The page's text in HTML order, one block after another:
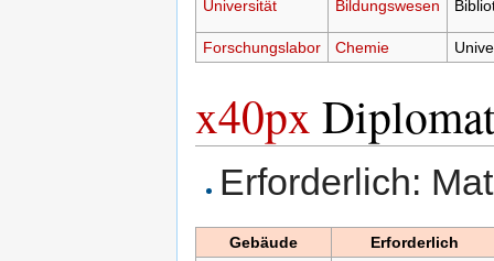
Universität Bildungswesen
Forschungslabor Chemie
x40px
Erforderlich:
Gebäude
Erforderlich